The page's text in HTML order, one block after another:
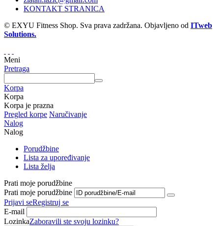
KONTAKT STRANICA
© EXYU Fitness Shop. Sva prava zadržana. Objavljeno od ITweb
Solutions.
Meni
Pretraga
Korpa
Korpa
Korpa je prazna
Pregled korpe Naručivanje
Nalog
Nalog
Porudžbine
Lista za upoređivanje
Lista želja
Prati moje porudžbine
Prati moje porudžbine
Prijavi seRegistruj se
E-mail
LozinkaZaboravili ste svoju lozinku?